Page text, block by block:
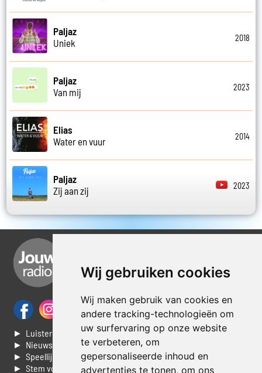
Wij gebruiken cookies
Wij maken gebruik van cookies en
andere tracking-technologieën om
uw surfervaring op onze website
te verbeteren, om
gepersonaliseerde inhoud en
advertenties te tonen, om ons
Paljaz
Uniek
2018
Paljaz
Van mij
2023
Elias
Water en vuur
2014
Paljaz
Zij aan zij
2023
► Luisteren naar Jouwradio
► Nieuws
► Speellijst
► Stem voor de Dag top 3